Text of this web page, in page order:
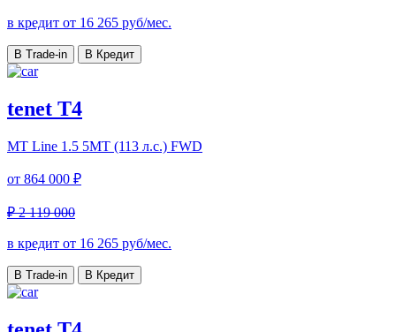
в кредит от 16 265 руб/мес.
В Trade-in В Кредит
tenet T4
MT Line 1.5 5MT (113 л.с.) FWD
от 864 000 ₽
₽ 2 119 000
в кредит от 16 265 руб/мес.
В Trade-in В Кредит